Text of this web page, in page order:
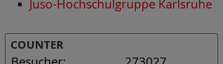
Juso-Hochschulgruppe Karlsruhe
COUNTER